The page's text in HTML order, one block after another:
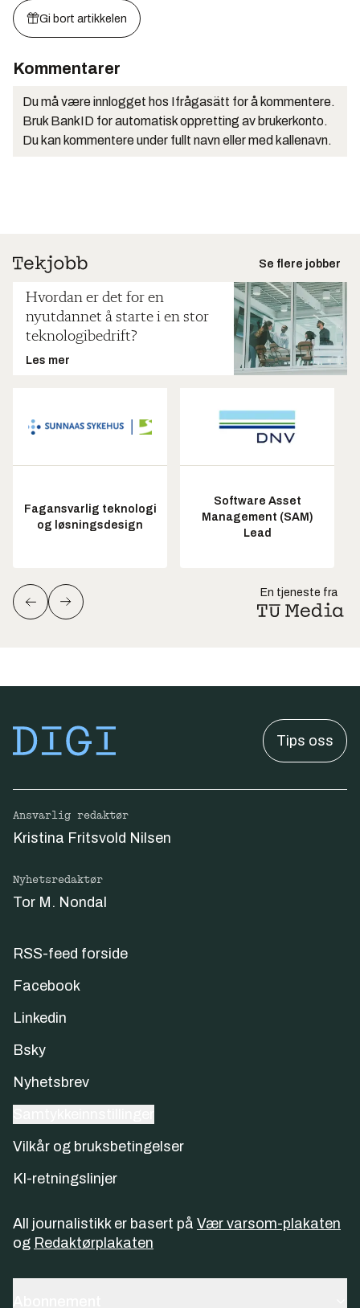
Gi bort artikkelen
Kommentarer
Du må være innlogget hos Ifrågasätt for å kommentere.
Bruk BankID for automatisk oppretting av brukerkonto.
Du kan kommentere under fullt navn eller med kallenavn.
Se flere jobber
Hvordan er det for en
nyutdannet å starte i en stor
teknologibedrift?
Les mer
Fagansvarlig teknologi
og løsningsdesign
Software Asset
Management (SAM)
Lead
En tjeneste fra
Tips oss
Ansvarlig redaktør
Kristina Fritsvold Nilsen
Nyhetsredaktør
Tor M. Nondal
RSS-feed forside
Facebook
Linkedin
Bsky
Nyhetsbrev
Vilkår og bruksbetingelser
KI-retningslinjer
All journalistikk er basert på Vær varsom-plakaten
og Redaktørplakaten